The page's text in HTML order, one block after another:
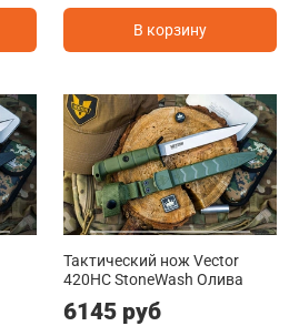
В корзину
Тактический нож Vector
420HC StoneWash Олива
6145 руб